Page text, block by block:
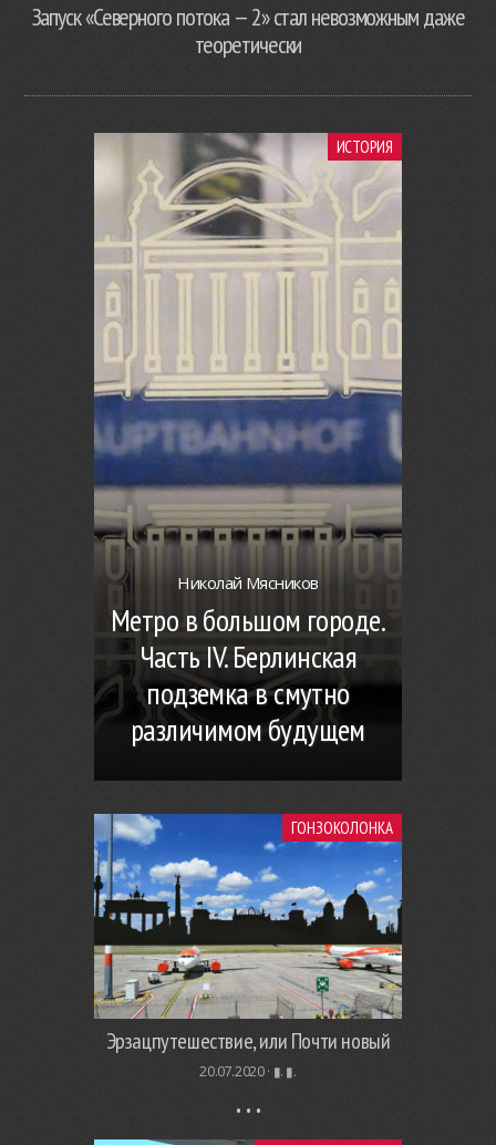
Запуск «Северного потока — 2» стал невозможным даже
теоретически
ИСТОРИЯ
Николай Мясников
Метро в большом городе.
Часть IV. Берлинская
подземка в смутно
различимом будущем
ГОНЗОКОЛОНКА
Эрзацпутешествие, или Почти новый
20.07.2020 · ▮. ▮.